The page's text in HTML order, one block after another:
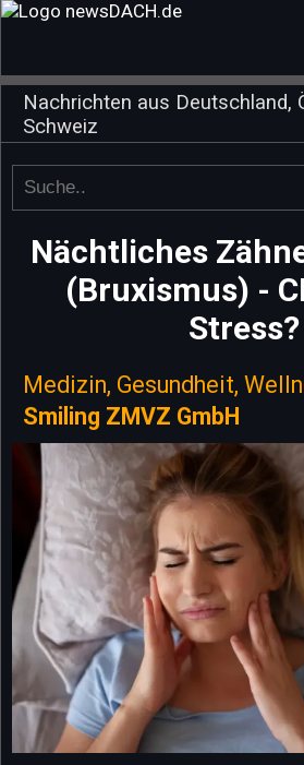
Nachrichten aus Deutschland,
Schweiz
Nächtliches
(Bruxismus) -
Stress?
Medizin, Gesundheit,
Smiling ZMVZ GmbH